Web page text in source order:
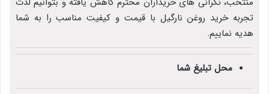
تجربه خرید روغن نارگیل با قیمت و کیفیت مناسب را به شما
هدیه نماییم.
محل تبلیغ شما